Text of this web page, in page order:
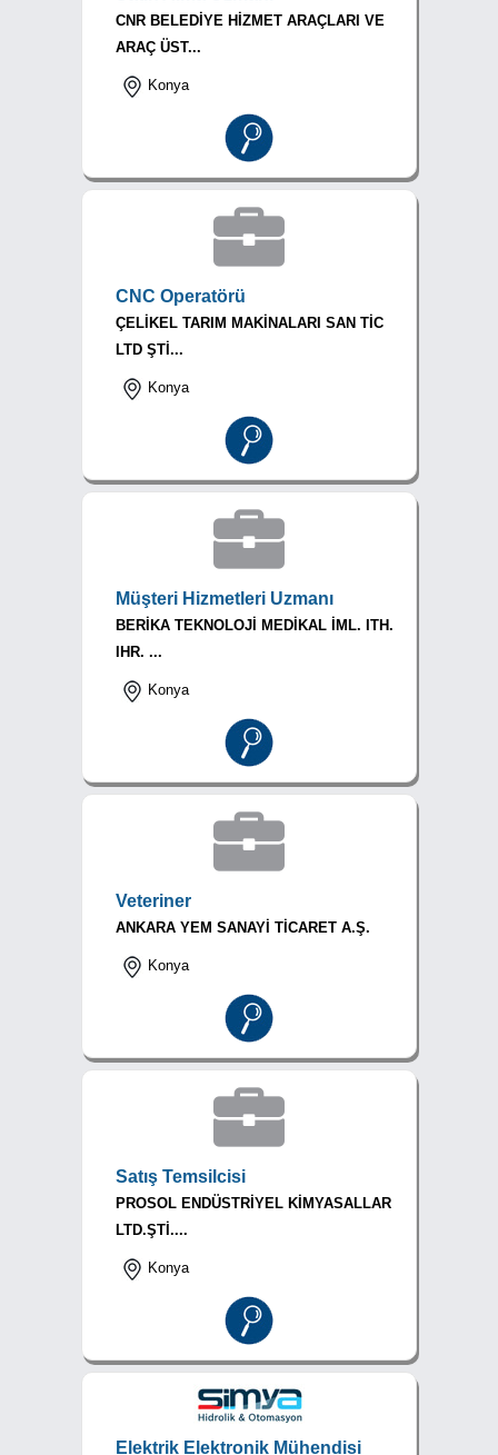
CNR BELEDİYE HİZMET ARAÇLARI VE
ARAÇ ÜST...
Konya
CNC Operatörü
ÇELİKEL TARIM MAKİNALARI SAN TİC
LTD ŞTİ...
Konya
Müşteri Hizmetleri Uzmanı
BERİKA TEKNOLOJİ MEDİKAL İML. ITH.
IHR. ...
Konya
Veteriner
ANKARA YEM SANAYİ TİCARET A.Ş.
Konya
Satış Temsilcisi
PROSOL ENDÜSTRİYEL KİMYASALLAR
LTD.ŞTİ....
Konya
Elektrik Elektronik Mühendisi